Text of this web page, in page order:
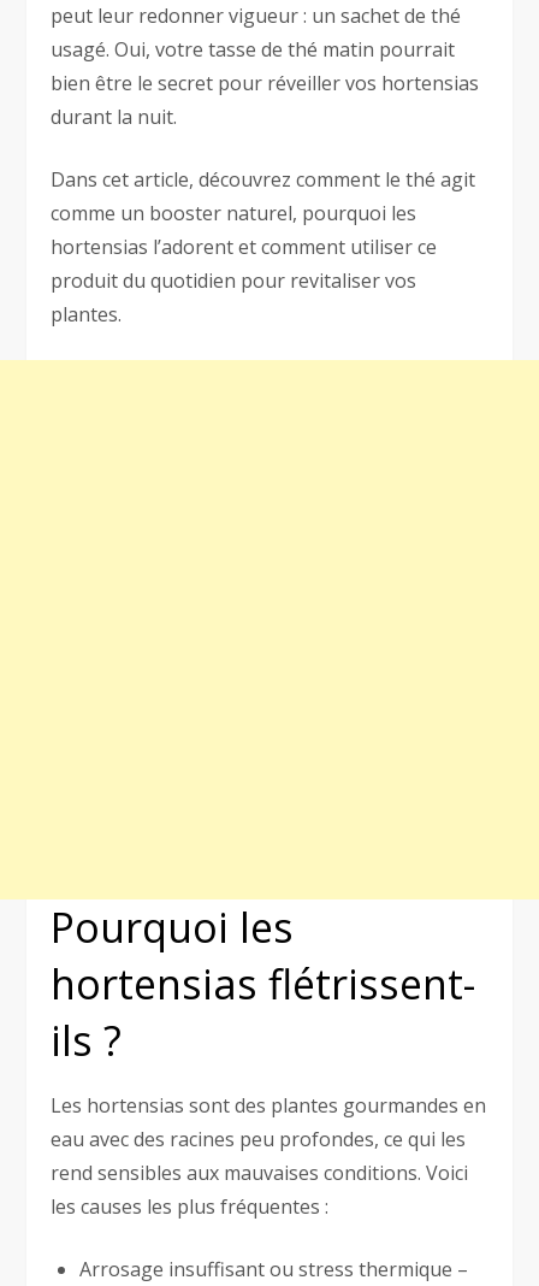
peut leur redonner vigueur : un sachet de thé
usagé. Oui, votre tasse de thé matin pourrait
bien être le secret pour réveiller vos hortensias
durant la nuit.
Dans cet article, découvrez comment le thé agit
comme un booster naturel, pourquoi les
hortensias l’adorent et comment utiliser ce
produit du quotidien pour revitaliser vos
plantes.
Pourquoi les
hortensias flétrissent-
ils ?
Les hortensias sont des plantes gourmandes en
eau avec des racines peu profondes, ce qui les
rend sensibles aux mauvaises conditions. Voici
les causes les plus fréquentes :
Arrosage insuffisant ou stress thermique –